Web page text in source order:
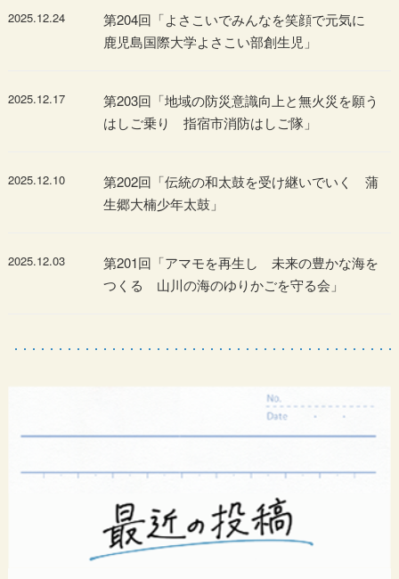
2025.12.24
第204回「よさこいでみんなを笑顔で元気に
鹿児島国際大学よさこい部創生児」
2025.12.17
第203回「地域の防災意識向上と無火災を願う
はしご乗り 指宿市消防はしご隊」
2025.12.10
第202回「伝統の和太鼓を受け継いでいく 蒲
生郷大楠少年太鼓」
2025.12.03
第201回「アマモを再生し 未来の豊かな海を
つくる 山川の海のゆりかごを守る会」